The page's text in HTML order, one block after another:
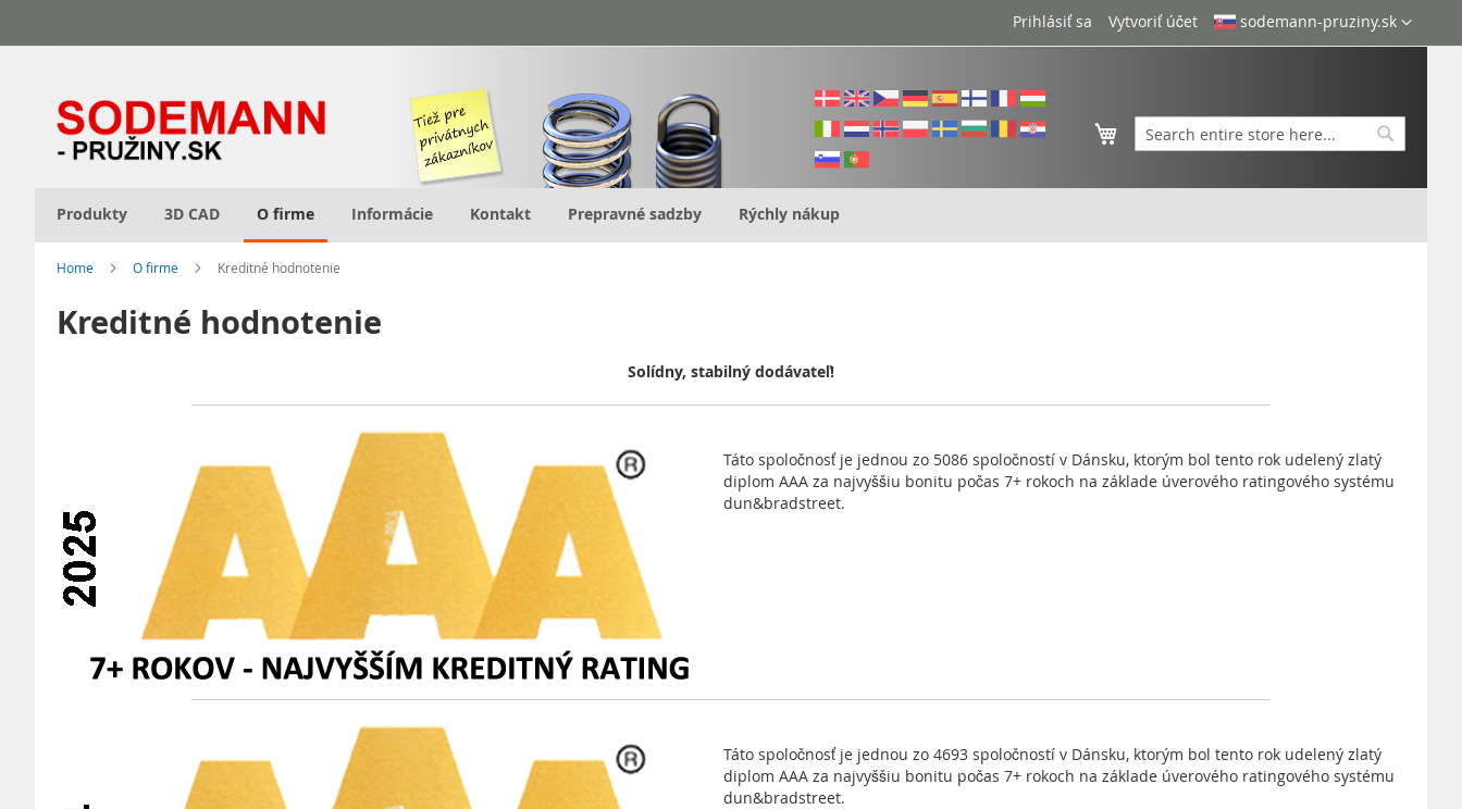
to
Language
sodemann-pruziny.sk
Prihlásiť sa Vytvoriť účet
Môj košík
Search
Produkty 3D CAD O firme Informácie Kontakt Prepravné sadzby Rýchly nákup
Home O firme Kreditné hodnotenie
Kreditné hodnotenie
Solídny, stabilný dodávateľ!
Táto spoločnosť je jednou zo 5086 spoločností v Dánsku, ktorým bol tento rok udelený zlatý
diplom AAA za najvyššiu bonitu počas 7+ rokoch na základe úverového ratingového systému
dun&bradstreet.
Táto spoločnosť je jednou zo 4693 spoločností v Dánsku, ktorým bol tento rok udelený zlatý
diplom AAA za najvyššiu bonitu počas 7+ rokoch na základe úverového ratingového systému
dun&bradstreet.